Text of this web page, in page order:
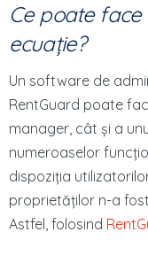
Ce poate
ecuație?
Un software de
RentGuard poate
manager, cât și a
numeroaselor
dispoziția
proprietăților n-a
Astfel, folosind